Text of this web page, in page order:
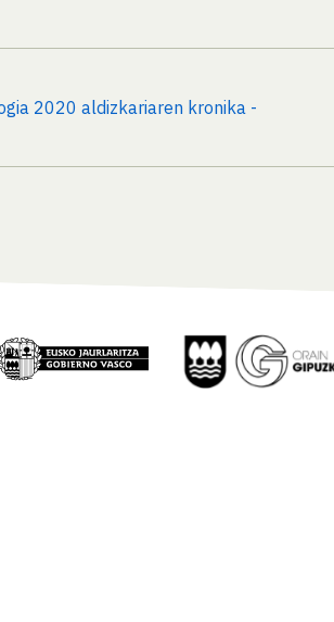
2020 aldizkariaren kronika -